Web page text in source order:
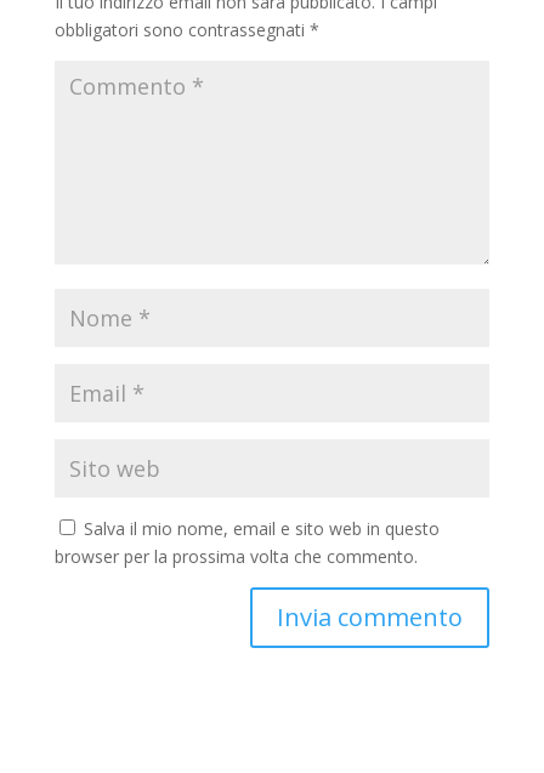
obbligatori sono contrassegnati *
Salva il mio nome, email e sito web in questo
browser per la prossima volta che commento.